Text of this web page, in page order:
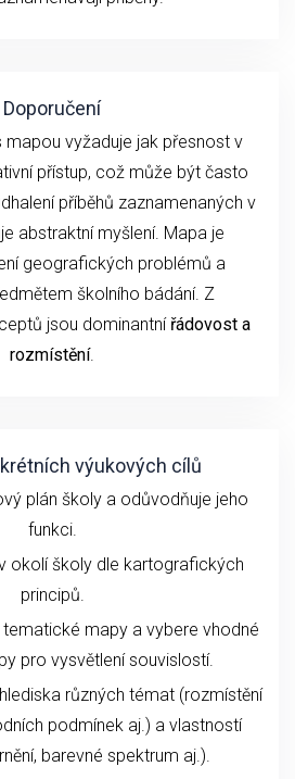
Doporučení
vyžaduje jak přesnost v
přístup, což může být často
příběhů zaznamenaných v
abstraktní myšlení. Mapa je
geografických problémů a
školního bádání. Z
jsou dominantní řádovost a
rozmístění.
výukových cílů
plán školy a odůvodňuje jeho
funkci.
okolí školy dle kartografických
principů.
mapy a vybere vhodné
pro vysvětlení souvislostí.
různých témat (rozmístění
podmínek aj.) a vlastností
barevné spektrum aj.).